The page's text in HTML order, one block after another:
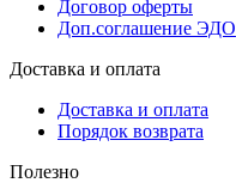
Договор оферты
Доп.соглашение ЭДО
Доставка и оплата
Доставка и оплата
Порядок возврата
Полезно